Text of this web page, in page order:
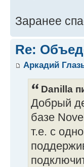
Заранее
Re:
Аркадий
Danilla
Добрый
базе
т.е. с